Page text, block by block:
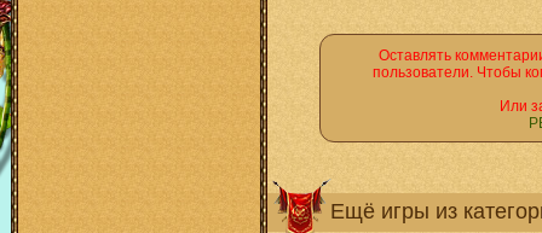
Оставлять
пользователи. Чтобы
Или
Ещё игры из